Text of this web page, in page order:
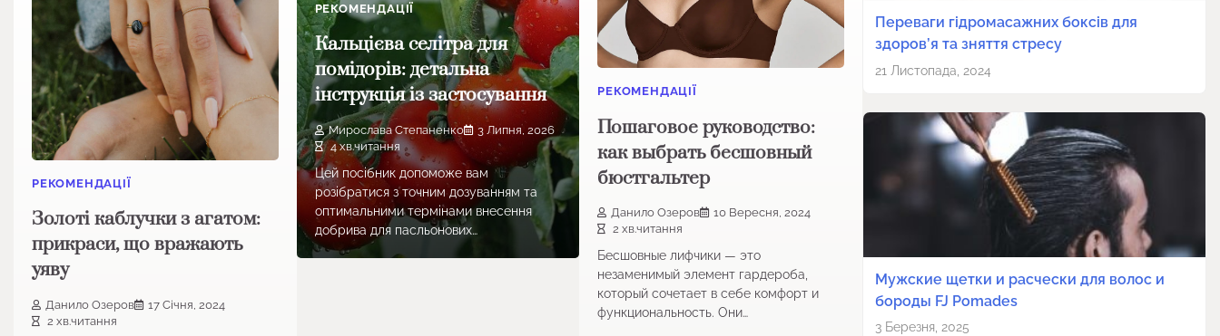
РЕКОМЕНДАЦІЇ
Золоті каблучки з агатом:
прикраси, що вражають
уяву
Данило Озеров
17 Січня, 2024
2 хв.читання
РЕКОМЕНДАЦІЇ
Кальцієва селітра для
помідорів: детальна
інструкція із застосування
Мирослава Степаненко
3 Липня, 2026
4 хв.читання
Цей посібник допоможе вам
розібратися з точним дозуванням та
оптимальними термінами внесення
добрива для пасльонових…
РЕКОМЕНДАЦІЇ
Пошаговое руководство:
как выбрать бесшовный
бюстгальтер
Данило Озеров
10 Вересня, 2024
2 хв.читання
Бесшовные лифчики — это
незаменимый элемент гардероба,
который сочетает в себе комфорт и
функциональность. Они…
Переваги гідромасажних боксів для
здоров’я та зняття стресу
21 Листопада, 2024
Мужские щетки и расчески для волос и
бороды FJ Pomades
3 Березня, 2025